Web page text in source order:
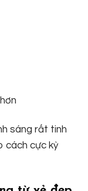
sáng rất tinh
cách cực kỳ